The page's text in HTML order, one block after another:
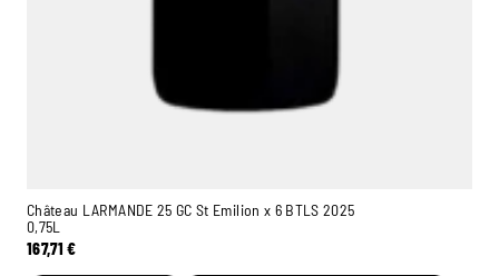
Château LARMANDE 25 GC St Emilion x 6 BTLS 2025
0,75L
167,71€